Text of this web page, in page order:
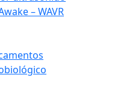
– WAVR